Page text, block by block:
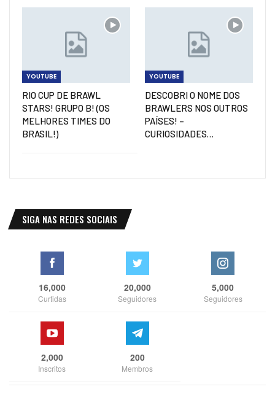
YOUTUBE
RIO CUP DE BRAWL
STARS! GRUPO B! (OS
MELHORES TIMES DO
BRASIL!)
YOUTUBE
DESCOBRI O NOME DOS
BRAWLERS NOS OUTROS
PAÍSES! –
CURIOSIDADES…
SIGA NAS REDES SOCIAIS
16,000
Curtidas
20,000
Seguidores
5,000
Seguidores
2,000
Inscritos
200
Membros